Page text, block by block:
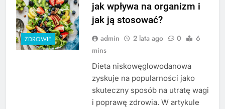
ZDROWIE
jak wpływa na organizm i
jak ją stosować?
admin 2 lata ago 0
6
mins
Dieta niskowęglowodanowa
zyskuje na popularności jako
skuteczny sposób na utratę wagi
i poprawę zdrowia. W artykule